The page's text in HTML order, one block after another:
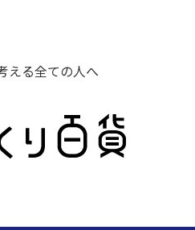
える全ての人へ